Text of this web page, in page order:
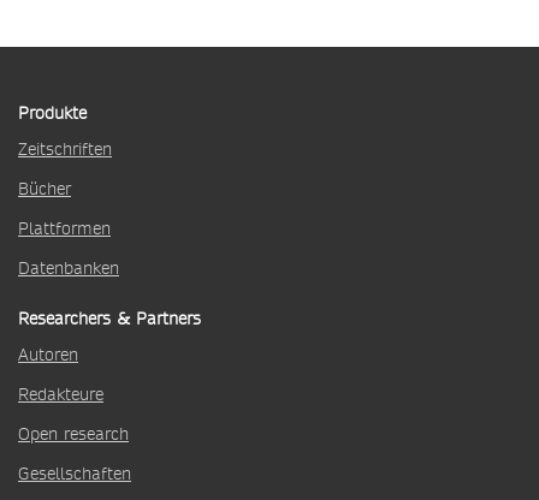
Produkte
Zeitschriften
Bücher
Plattformen
Datenbanken
Researchers & Partners
Autoren
Redakteure
Open research
Gesellschaften